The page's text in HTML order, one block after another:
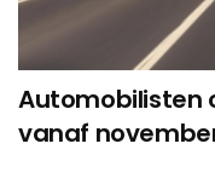
Automobilisten
vanaf